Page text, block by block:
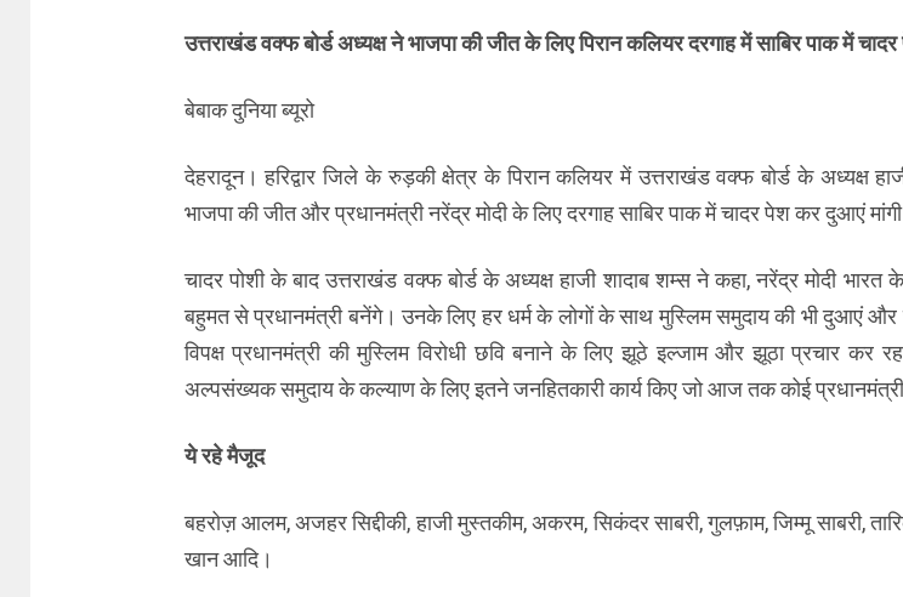
उत्तराखंड वक्फ बोर्ड अध्यक्ष ने भाजपा की जीत के लिए पिरान कलियर दरगाह में साबिर पाक में
बेबाक दुनिया ब्यूरो
देहरादून। हरिद्वार जिले के रुड़की क्षेत्र के पिरान कलियर में उत्तराखंड वक्फ बोर्ड के अध्यक्ष
भाजपा की जीत और प्रधानमंत्री नरेंद्र मोदी के लिए दरगाह साबिर पाक में चादर पेश कर दुआएं
चादर पोशी के बाद उत्तराखंड वक्फ बोर्ड के अध्यक्ष हाजी शादाब शम्स ने कहा, नरेंद्र मोदी भारत के
बहुमत से प्रधानमंत्री बनेंगे। उनके लिए हर धर्म के लोगों के साथ मुस्लिम समुदाय की भी दुआएं और
विपक्ष प्रधानमंत्री की मुस्लिम विरोधी छवि बनाने के लिए झूठे इल्जाम और झूठा प्रचार कर
अल्पसंख्यक समुदाय के कल्याण के लिए इतने जनहितकारी कार्य किए जो आज तक कोई
ये रहे मैजूद
बहरोज़ आलम, अजहर सिद्दीकी, हाजी मुस्तकीम, अकरम, सिकंदर साबरी, गुलफ़ाम, जिम्मू साबरी,
खान आदि।